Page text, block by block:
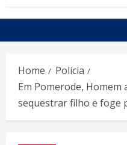
Home
Polícia
Em Pomerode, Homem
sequestrar filho e foge